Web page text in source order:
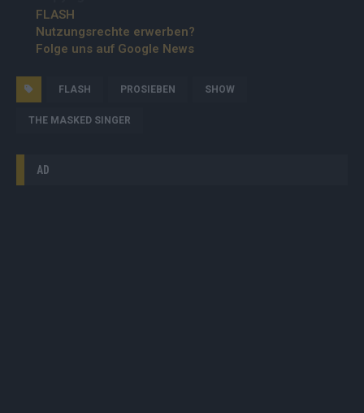
FLASH
Nutzungsrechte erwerben?
Folge uns auf Google News
FLASH PROSIEBEN SHOW
THE MASKED SINGER
AD